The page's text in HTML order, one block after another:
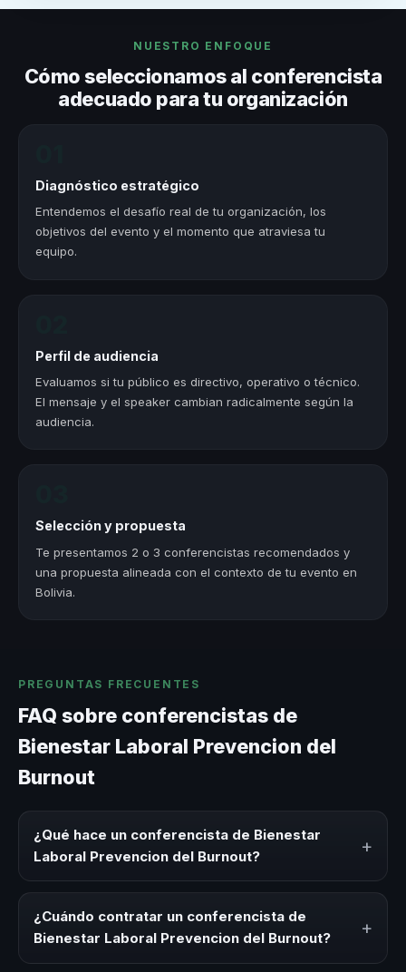
NUESTRO ENFOQUE
Cómo seleccionamos al conferencista
adecuado para tu organización
Diagnóstico estratégico
Entendemos el desafío real de tu organización, los
objetivos del evento y el momento que atraviesa tu
equipo.
Perfil de audiencia
Evaluamos si tu público es directivo, operativo o técnico.
El mensaje y el speaker cambian radicalmente según la
audiencia.
Selección y propuesta
Te presentamos 2 o 3 conferencistas recomendados y
una propuesta alineada con el contexto de tu evento en
Bolivia.
PREGUNTAS FRECUENTES
FAQ sobre conferencistas de
Bienestar Laboral Prevencion del
Burnout
¿Qué hace un conferencista de Bienestar
Laboral Prevencion del Burnout?
+
Burnout es un experto que comparte conocimiento,
estrategias y experiencias sobre este tema en eventos
generar reflexión, inspiración y herramientas aplicables
¿Cuándo contratar un conferencista de
Bienestar Laboral Prevencion del Burnout?
+